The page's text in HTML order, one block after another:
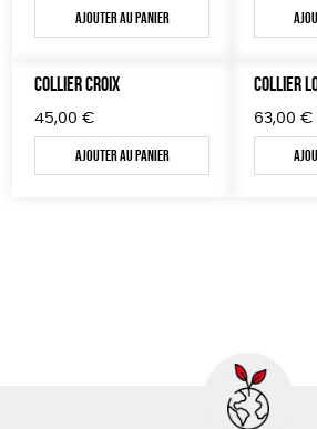
Ajouter au panier
COLLIER CROIX
45,00 €
Ajouter au panier
COLLIER
63,00 €